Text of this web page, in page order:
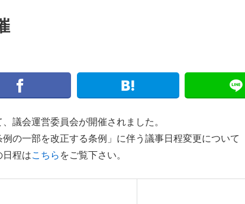
議会運営委員会が開催されました。
の一部を改正する条例」に伴う議事日程変更について
日程はこちら をご覧下さい。